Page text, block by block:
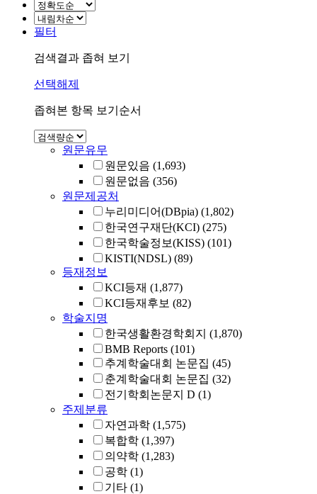
필터
검색결과 좁혀 보기
선택해제
좁혀본 항목 보기순서
원문유무
원문있음 (1,693)
원문없음 (356)
원문제공처
누리미디어(DBpia) (1,802)
한국연구재단(KCI) (275)
한국학술정보(KISS) (101)
KISTI(NDSL) (89)
등재정보
KCI등재 (1,877)
KCI등재후보 (82)
학술지명
한국생활환경학회지 (1,870)
BMB Reports (101)
추계학술대회 논문집 (45)
춘계학술대회 논문집 (32)
전기학회논문지 D (1)
주제분류
자연과학 (1,575)
복합학 (1,397)
의약학 (1,283)
공학 (1)
기타 (1)